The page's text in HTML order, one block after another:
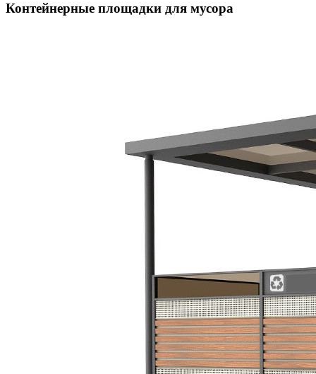
Контейнерные площадки для мусора